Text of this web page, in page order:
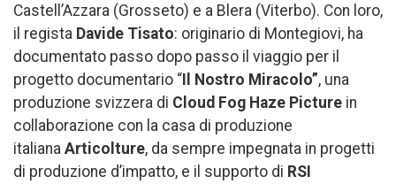
Castell’Azzara (Grosseto) e a Blera (Viterbo). Con loro,
il regista Davide Tisato: originario di Montegiovi, ha
documentato passo dopo passo il viaggio per il
progetto documentario “Il Nostro Miracolo”, una
produzione svizzera di Cloud Fog Haze Picture in
collaborazione con la casa di produzione
italiana Articolture, da sempre impegnata in progetti
di produzione d’impatto, e il supporto di RSI